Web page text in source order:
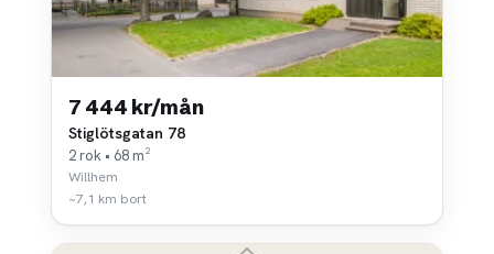
7 444 kr/mån
Stiglötsgatan 78
2 rok • 68 m²
Willhem
~7,1 km bort